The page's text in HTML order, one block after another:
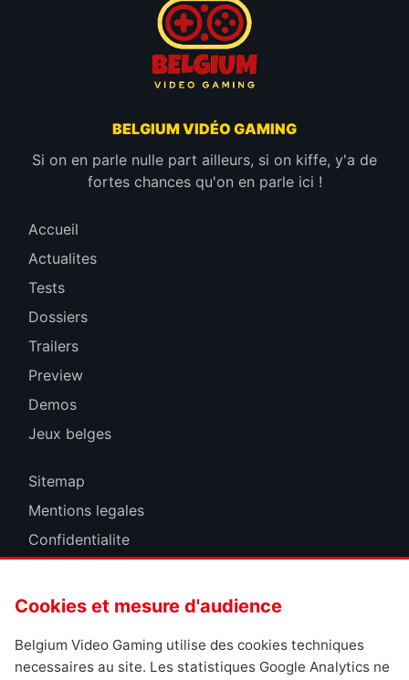
BELGIUM VIDÉO GAMING
Si on en parle nulle part ailleurs, si on kiffe, y'a de
fortes chances qu'on en parle ici !
Accueil
Actualites
Tests
Dossiers
Trailers
Preview
Demos
Jeux belges
Sitemap
Mentions legales
Confidentialite
Cookies et mesure d'audience
Belgium Video Gaming utilise des cookies techniques
necessaires au site. Les statistiques Google Analytics ne